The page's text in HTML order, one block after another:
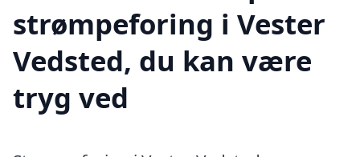
strømpeforing i Vester
Vedsted, du kan være
tryg ved